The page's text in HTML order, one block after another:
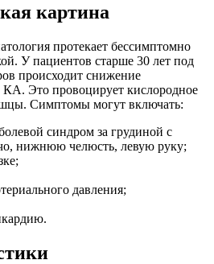
картина
протекает бессимптомно
У пациентов старше 30 лет под
происходит снижение
КА. Это провоцирует кислородное
Симптомы могут включать:
синдром за грудиной с
нижнюю челюсть, левую руку;
давления;